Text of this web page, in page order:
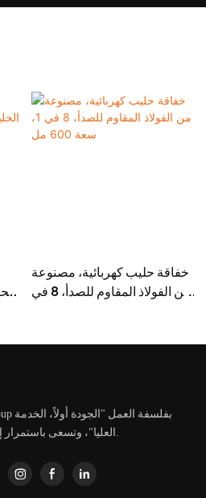
خفاقة حليب كهربائية، مصنوعة
من الفولاذ المقاوم للصدأ، 8 في